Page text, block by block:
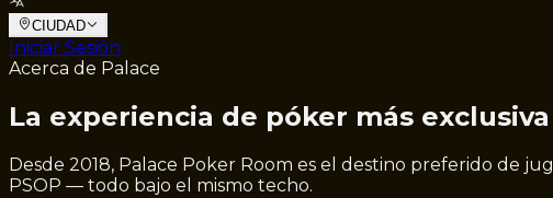
CIUDAD
Iniciar Sesión
Acerca de Palace
La experiencia de póker más
Desde 2018, Palace Poker Room es el destino preferido de
PSOP — todo bajo el mismo techo.